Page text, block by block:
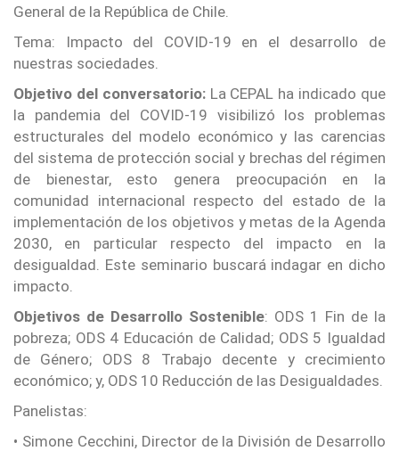
General de la República de Chile.
Tema: Impacto del COVID-19 en el desarrollo de
nuestras sociedades.
Objetivo del conversatorio:La CEPAL ha indicado que
la pandemia del COVID-19 visibilizó los problemas
estructurales del modelo económico y las carencias
del sistema de protección social y brechas del régimen
de bienestar, esto genera preocupación en la
comunidad internacional respecto del estado de la
implementación de los objetivos y metas de la Agenda
2030, en particular respecto del impacto en la
desigualdad. Este seminario buscará indagar en dicho
impacto.
Objetivos de Desarrollo Sostenible: ODS 1 Fin de la
pobreza; ODS 4 Educación de Calidad; ODS 5 Igualdad
de Género; ODS 8 Trabajo decente y crecimiento
económico; y, ODS 10 Reducción de las Desigualdades.
Panelistas:
• Simone Cecchini, Director de la División de Desarrollo